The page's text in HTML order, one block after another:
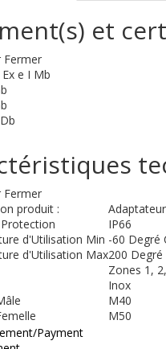
et
Fermer
e I Mb
Fermer
produit :
IP66
d'Utilisation Min -60 Degré
d'Utilisation Max200 Degré
Zones 1,
Inox
M40
M50